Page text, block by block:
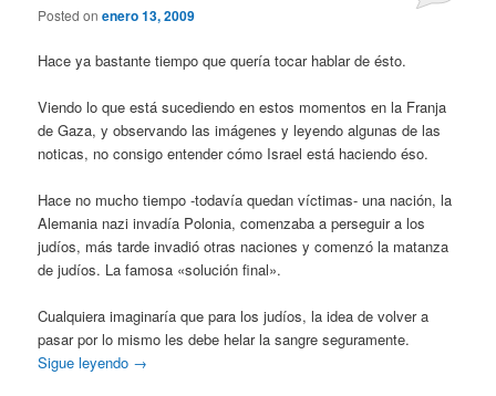
Posted onenero 13, 2009
Hace ya bastante tiempo que quería tocar hablar de ésto.
Viendo lo que está sucediendo en estos momentos en la Franja
de Gaza, y observando las imágenes y leyendo algunas de las
noticas, no consigo entender cómo Israel está haciendo éso.
Hace no mucho tiempo -todavía quedan víctimas- una nación, la
Alemania nazi invadía Polonia, comenzaba a perseguir a los
judíos, más tarde invadió otras naciones y comenzó la matanza
de judíos. La famosa «solución final».
Cualquiera imaginaría que para los judíos, la idea de volver a
pasar por lo mismo les debe helar la sangre seguramente.
Sigue leyendo →